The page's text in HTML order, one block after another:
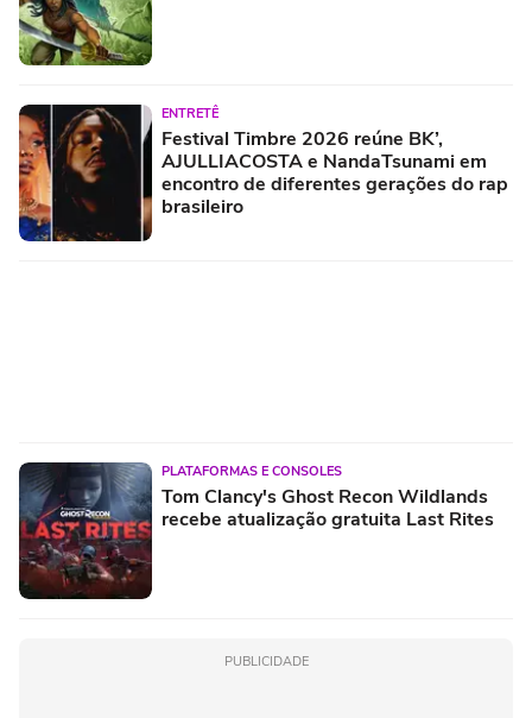
ENTRETÊ
Festival Timbre 2026 reúne BK’,
AJULLIACOSTA e NandaTsunami em
encontro de diferentes gerações do rap
brasileiro
PLATAFORMAS E CONSOLES
Tom Clancy's Ghost Recon Wildlands
recebe atualização gratuita Last Rites
PUBLICIDADE